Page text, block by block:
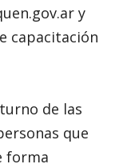
y
capacitación
de las
que
forma